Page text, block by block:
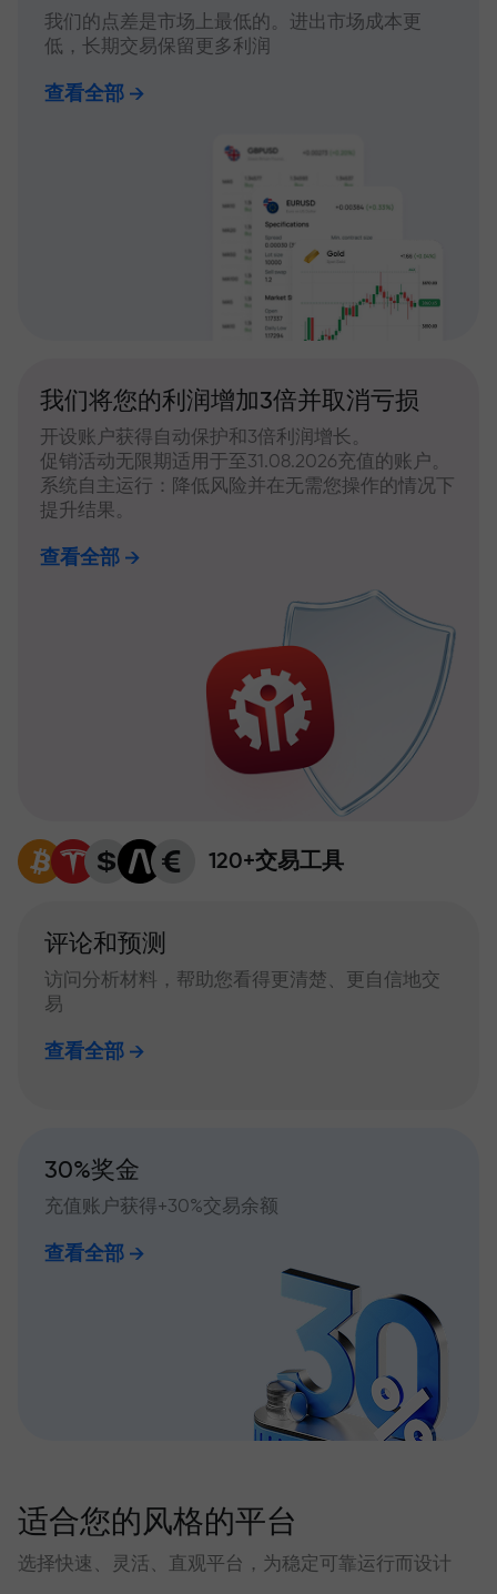
我们的点差是市场上最低的。进出市场成本更
低，长期交易保留更多利润
查看全部
我们将您的利润增加3倍并取消亏损
开设账户获得自动保护和3倍利润增长。
促销活动无限期适用于至31.08.2026充值的账户。
系统自主运行：降低风险并在无需您操作的情况下
提升结果。
查看全部
120+交易工具
评论和预测
访问分析材料，帮助您看得更清楚、更自信地交
易
查看全部
30%奖金
充值账户获得+30%交易余额
查看全部
适合您的风格的平台
选择快速、灵活、直观平台，为稳定可靠运行而设计